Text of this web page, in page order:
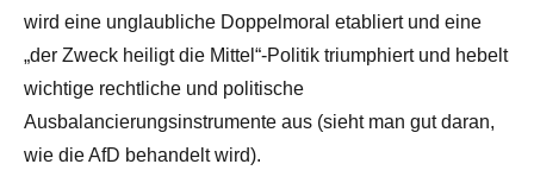
wird eine unglaubliche Doppelmoral etabliert und eine
„der Zweck heiligt die Mittel“-Politik triumphiert und hebelt
wichtige rechtliche und politische
Ausbalancierungsinstrumente aus (sieht man gut daran,
wie die AfD behandelt wird).